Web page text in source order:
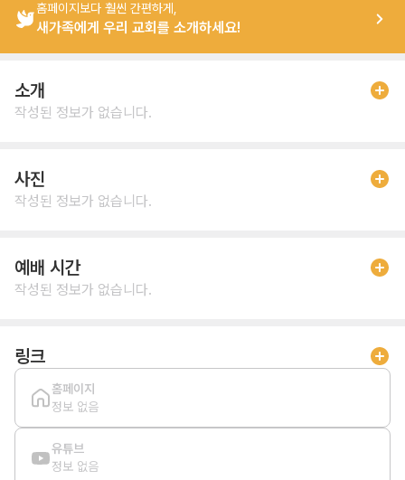
홈페이지보다 훨씬 간편하게,
새가족에게 우리 교회를 소개하세요!
소개
작성된 정보가 없습니다.
사진
작성된 정보가 없습니다.
예배 시간
작성된 정보가 없습니다.
링크
홈페이지
정보 없음
유튜브
정보 없음